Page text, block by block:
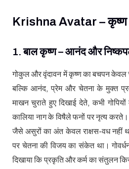
Krishna Avatar – कृष्ण
1. बाल कृष्ण – आनंद और
गोकुल और वृंदावन में कृष्ण का बचपन केवल
बल्कि आनंद, प्रेम और चेतना के मुक्त
माखन चुराते हुए दिखाई देते, कभी
कालिया नाग के विषैले फनों पर नृत्य
जैसे असुरों का अंत केवल राक्षस-वध नहीं
पर चेतना की विजय का संकेत था।
दिखाया कि प्रकृति और कर्म का संतुलन